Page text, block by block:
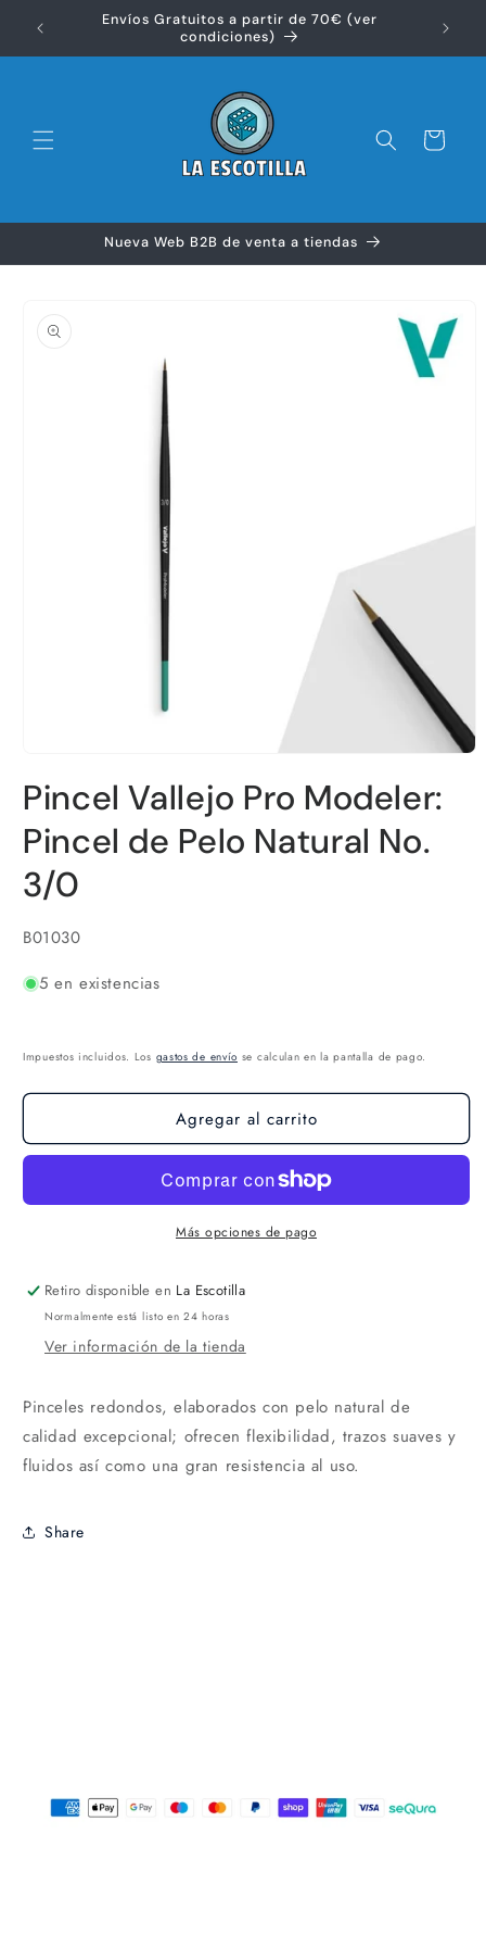
directamenteEnvíos Gratuitos a partir de 70€ (ver
condiciones)
Carrito
Nueva Web B2B de venta a tiendas
información
multimedia
1
en
una
ventana
modal
Pincel Vallejo Pro Modeler:
Pincel de Pelo Natural No.
3/0
SKU:
B01030
5 en existencias
Impuestos incluidos. Los gastos de envío se calculan en la pantalla de pago.
Agregar al carrito
Más opciones de pago
Retiro disponible en La Escotilla
Normalmente está listo en 24 horas
Ver información de la tienda
Pinceles redondos, elaborados con pelo natural de
calidad excepcional; ofrecen flexibilidad, trazos suaves y
fluidos así como una gran resistencia al uso.
Share